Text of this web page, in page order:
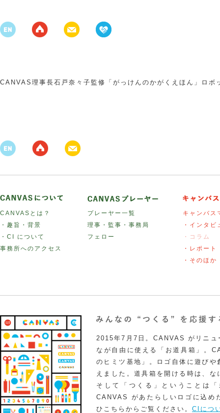
CANVAS理事長石戸奈々子監修「がっけんのかがくえほん」ロ
CANVASとは？
・趣旨・背景
・CI について
事務所へのアクセス
プレーヤー一覧
理事・監事・事務局
フェロー
キャンバス
・インタビ
・コラム
・レポート
・そのほか
2015年7月7日。CANVAS がリニュ
なが自由に使える「お道具箱」。
のヒミツ基地」。ロゴ自体に遊び
えました。道具箱を開ける時は、
そして「つくる」ということは
CANVAS があたらしいロゴに込め
ひこちらからご覧ください。 CIにつ